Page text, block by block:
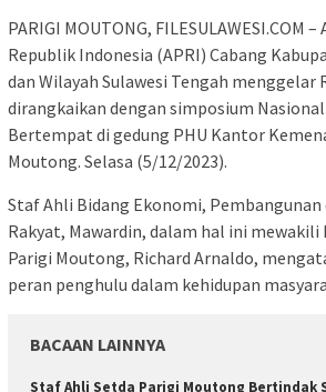
PARIGI MOUTONG, FILESULAWESI.COM
Republik Indonesia (APRI) Cabang
dan Wilayah Sulawesi Tengah menggelar
dirangkaikan dengan simposium
Bertempat di gedung PHU Kantor
Moutong. Selasa (5/12/2023).
Staf Ahli Bidang Ekonomi, Pembangunan
Rakyat, Mawardin, dalam hal ini
Parigi Moutong, Richard Arnaldo,
peran penghulu dalam kehidupan
BACAAN LAINNYA
Staf Ahli Setda Parigi Moutong Bertindak